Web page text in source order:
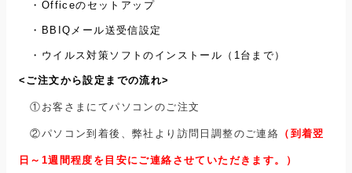
・Officeのセットアップ
・BBIQメール送受信設定
・ウイルス対策ソフトのインストール（1台まで）
<ご注文から設定までの流れ>
①お客さまにてパソコンのご注文
②パソコン到着後、弊社より訪問日調整のご連絡 （到着翌
日～1週間程度を目安にご連絡させていただきます。）